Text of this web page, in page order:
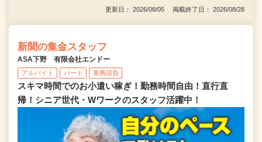
更新日： 2026/08/05 掲載終了日： 2026/08/28
新聞の集金スタッフ
ASA下野 有限会社エンドー
アルバイト パート 業務請負
スキマ時間でのお小遣い稼ぎ！勤務時間自由！直行直
帰！シニア世代・Wワークのスタッフ活躍中！